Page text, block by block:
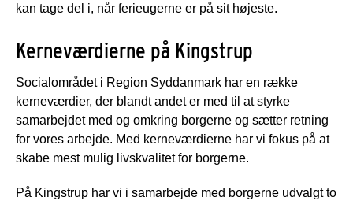
kan tage del i, når ferieugerne er på sit højeste.
Kerneværdierne på Kingstrup
Socialområdet i Region Syddanmark har en række
kerneværdier, der blandt andet er med til at styrke
samarbejdet med og omkring borgerne og sætter retning
for vores arbejde. Med kerneværdierne har vi fokus på at
skabe mest mulig livskvalitet for borgerne.
På Kingstrup har vi i samarbejde med borgerne udvalgt to